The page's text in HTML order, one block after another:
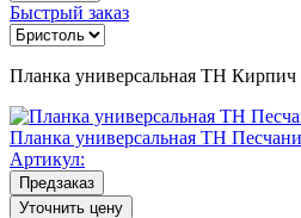
Быстрый заказ
Планка универсальная ТН Кирпич
Планка универсальная ТН
Артикул:
Предзаказ
Уточнить цену